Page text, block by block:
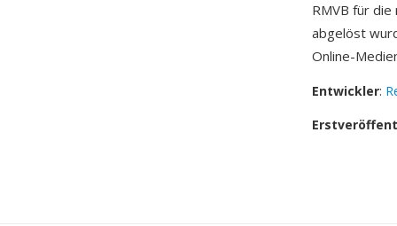
RMVB für
abgelöst
Online-
Entwickler: